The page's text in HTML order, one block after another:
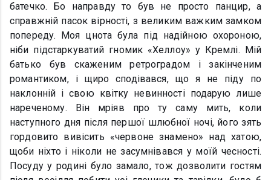
батечко. Бо направду то був не просто панцир, а
справжній пасок вірності, з великим важким замком
попереду. Моя цнота була під надійною охороною,
ніби підстаркуватий гномик «Хеллоу» у Кремлі. Мій
батько був скаженим ретроградом і закінченим
романтиком, і щиро сподівався, що я не піду по
наклонній і свою квітку невинності подарую лише
нареченому. Він мріяв про ту саму мить, коли
наступного дня після першої шлюбної ночі, його зять
гордовито вивісить «червоне знамено» над хатою,
щоби ніхто і ніколи не засумнівався у моїй чесності.
Посуду у родині було замало, тож дозволити гостям